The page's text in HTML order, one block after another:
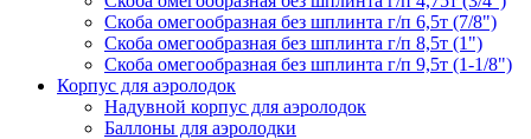
Скоба омегообразная без шплинта г/п 6,5т (7/8")
Скоба омегообразная без шплинта г/п 8,5т (1")
Скоба омегообразная без шплинта г/п 9,5т (1-1/8")
Корпус для аэролодок
Надувной корпус для аэролодок
Баллоны для аэролодки